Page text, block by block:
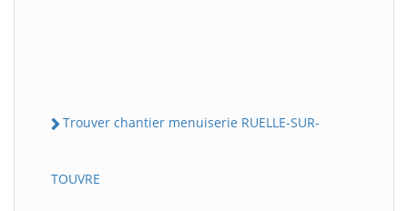
Trouver chantier menuiserie RUELLE-SUR-
TOUVRE